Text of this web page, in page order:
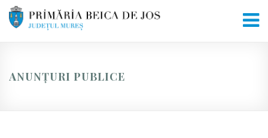
Skip
ANUNȚURI PUBLICE